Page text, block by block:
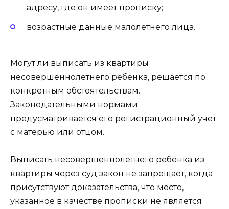
адресу, где он имеет прописку;
возрастные данные малолетнего лица.
Могут ли выписать из квартиры
несовершеннолетнего ребенка, решается по
конкретным обстоятельствам.
Законодательными нормами
предусматривается его регистрационный учет
с матерью или отцом.
Выписать несовершеннолетнего ребенка из
квартиры через суд закон не запрещает, когда
присутствуют доказательства, что место,
указанное в качестве прописки не является